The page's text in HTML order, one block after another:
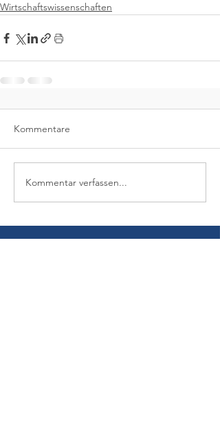
Wirtschaftswissenschaften
Kommentare
Kommentar verfassen...